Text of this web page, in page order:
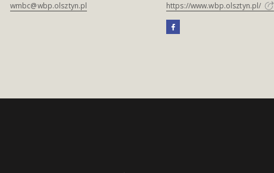
wmbc@wbp.olsztyn.pl https://www.wbp.olsztyn.pl/